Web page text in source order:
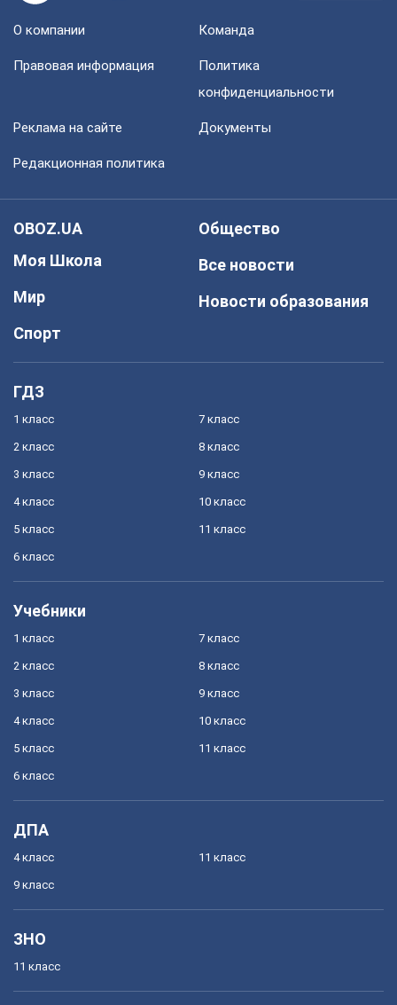
О компании Команда
Правовая информация
Политика
конфиденциальности
Реклама на сайте Документы
Редакционная политика
OBOZ.UA
Моя Школа
Мир
Спорт
Общество
Все новости
Новости образования
ГДЗ
1 класс
2 класс
3 класс
4 класс
5 класс
6 класс
7 класс
8 класс
9 класс
10 класс
11 класс
Учебники
1 класс
2 класс
3 класс
4 класс
5 класс
6 класс
7 класс
8 класс
9 класс
10 класс
11 класс
ДПА
4 класс
9 класс
11 класс
ЗНО
11 класс